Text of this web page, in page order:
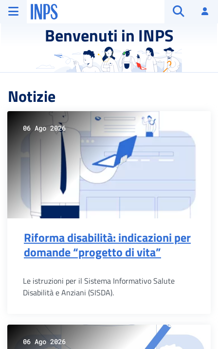
Vai al menu principale
Vai al contenuto principale
Vai al pie' di pagina
INPS ()
Benvenuti in INPS
Notizie
06 Ago 2026
Riforma disabilità: indicazioni per
domande “progetto di vita”
Le istruzioni per il Sistema Informativo Salute
Disabilità e Anziani (SISDA).
06 Ago 2026